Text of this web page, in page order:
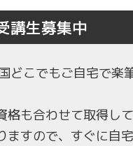
講生募集中
どこでもご自宅で楽
格も合わせて取得し
ますので、すぐに自